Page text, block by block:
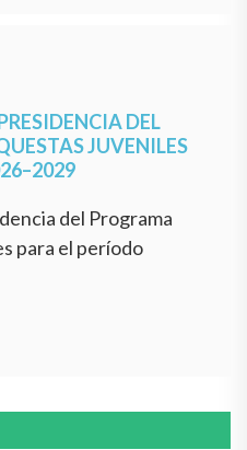
DEL
JUVENILES
del Programa
para el período